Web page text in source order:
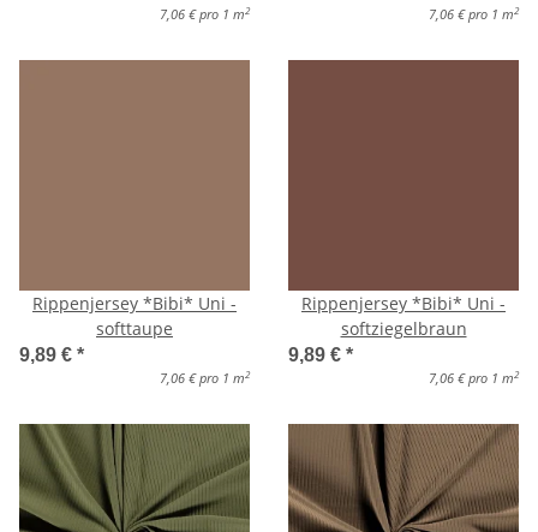
7,06 € pro 1 m 2 7,06 € pro 1 m 2
Rippenjersey *Bibi* Uni -
softtaupe
9,89 € *
7,06 € pro 1 m 2
Rippenjersey *Bibi* Uni -
softziegelbraun
9,89 € *
7,06 € pro 1 m 2